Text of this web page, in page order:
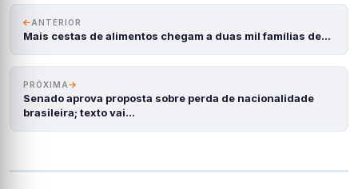
ANTERIOR
Mais cestas de alimentos chegam a duas mil famílias de…
PRÓXIMA
Senado aprova proposta sobre perda de nacionalidade
brasileira; texto vai…